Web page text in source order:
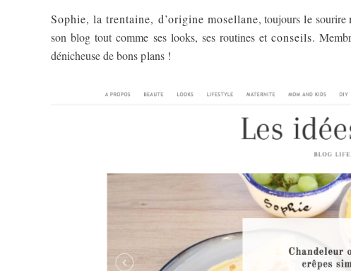
Sophie, la trentaine, d’origine mosellane, toujours le sourire
son blog tout comme ses looks, ses routines etconseils.
dénicheuse de bons plans !